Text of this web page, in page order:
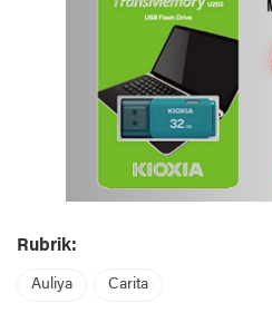
Rubrik:
Auliya Carita